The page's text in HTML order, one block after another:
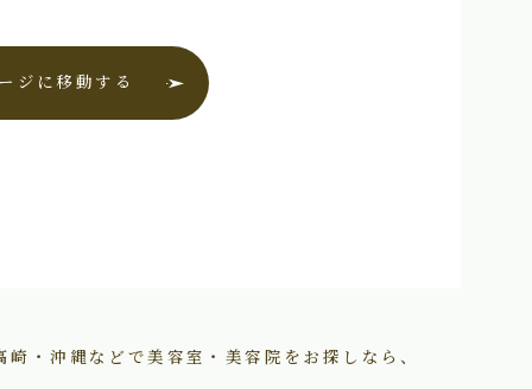
ジに移動する
・沖縄などで美容室・美容院をお探しなら、